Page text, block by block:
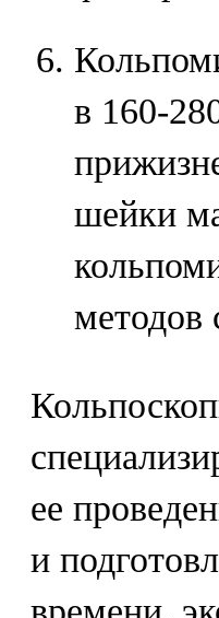
в 160-
шейки
методов
ее
и